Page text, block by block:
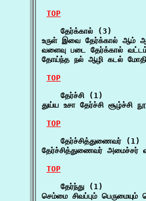
TOP
    தேர்க்கால் (3)
உருள் இவை தேர்க்கால் ஆம்
வளைவு படை தேர்க்கால்
தோய்ந்த நல் ஆழி கடல்
TOP
    தேர்ச்சி (1)
துய்ய உசா தேர்ச்சி
TOP
    தேர்ச்சித்துணைவர் (1)
தேர்ச்சித்துணைவர் அமைச்சர்
TOP
    தேர்ந்து (1)
செம்மை சிவப்பும்